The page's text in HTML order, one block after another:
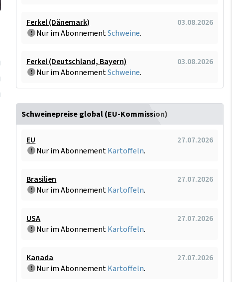
Ferkel (Dänemark)
03.08.2026
Nur im AbonnementSchweine.
Ferkel (Deutschland, Bayern)
03.08.2026
Nur im AbonnementSchweine.
Schweinepreise global (EU-Kommission)
EU
27.07.2026
Nur im AbonnementKartoffeln.
Brasilien
27.07.2026
Nur im AbonnementKartoffeln.
USA
27.07.2026
Nur im AbonnementKartoffeln.
Kanada
27.07.2026
Nur im AbonnementKartoffeln.